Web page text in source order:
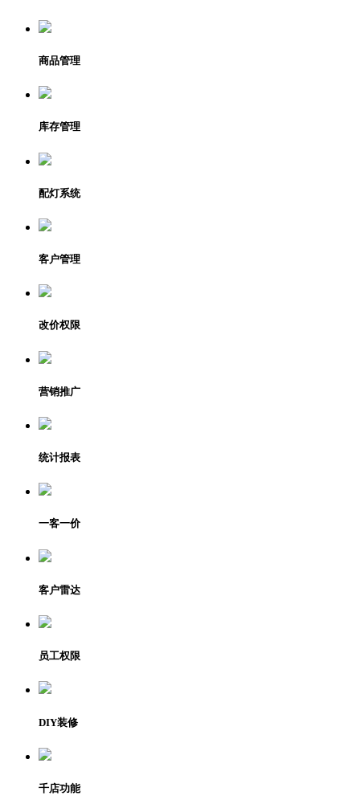
商品管理
库存管理
配灯系统
客户管理
改价权限
营销推广
统计报表
一客一价
客户雷达
员工权限
DIY装修
千店功能